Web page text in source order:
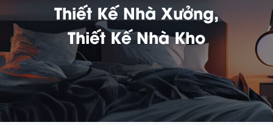
Thiết Kế Nhà Xưởng,
Thiết Kế Nhà Kho